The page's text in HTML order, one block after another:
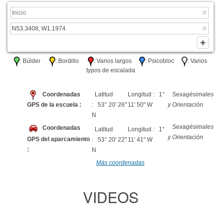
: Búlder : Bordillo : Varios largos : Psicobloc
: Varios
typos de escalada
Coordenadas
GPS de la escuela :
Latitud
: 53° 20' 26"
N
Longitud : 1°
11' 50" W
Sexagésimales
y Orientación
Coordenadas
GPS del aparcamiento
:
Latitud
: 53° 20' 22"
N
Longitud : 1°
11' 41" W
Sexagésimales
y Orientación
Más coordenadas
VIDEOS